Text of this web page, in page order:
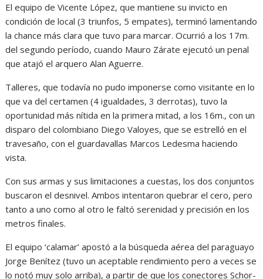
El equipo de Vicente López, que mantiene su invicto en
condición de local (3 triunfos, 5 empates), terminó lamentando
la chance más clara que tuvo para marcar. Ocurrió a los 17m.
del segundo período, cuando Mauro Zárate ejecutó un penal
que atajó el arquero Alan Aguerre.
Talleres, que todavía no pudo imponerse como visitante en lo
que va del certamen (4 igualdades, 3 derrotas), tuvo la
oportunidad más nítida en la primera mitad, a los 16m., con un
disparo del colombiano Diego Valoyes, que se estrelló en el
travesaño, con el guardavallas Marcos Ledesma haciendo
vista.
Con sus armas y sus limitaciones a cuestas, los dos conjuntos
buscaron el desnivel. Ambos intentaron quebrar el cero, pero
tanto a uno como al otro le faltó serenidad y precisión en los
metros finales.
El equipo ‘calamar’ apostó a la búsqueda aérea del paraguayo
Jorge Benítez (tuvo un aceptable rendimiento pero a veces se
lo notó muy solo arriba), a partir de que los conectores Schor-